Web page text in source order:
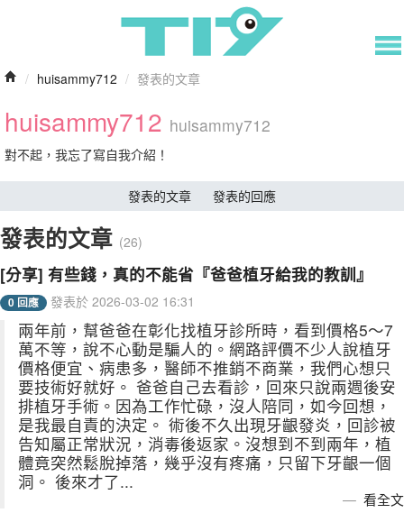
/ huisammy712 / 發表的文章
huisammy712 huisammy712
對不起，我忘了寫自我介紹！
發表的文章 發表的回應
發表的文章 (26)
[分享] 有些錢，真的不能省『爸爸植牙給我的教訓』
0 回應 發表於 2026-03-02 16:31
兩年前，幫爸爸在彰化找植牙診所時，看到價格5～7
萬不等，說不心動是騙人的。網路評價不少人說植牙
價格便宜、病患多，醫師不推銷不商業，我們心想只
要技術好就好。 爸爸自己去看診，回來只說兩週後安
排植牙手術。因為工作忙碌，沒人陪同，如今回想，
是我最自責的決定。 術後不久出現牙齦發炎，回診被
告知屬正常狀況，消毒後返家。沒想到不到兩年，植
體竟突然鬆脫掉落，幾乎沒有疼痛，只留下牙齦一個
洞。 後來才了...
看全文